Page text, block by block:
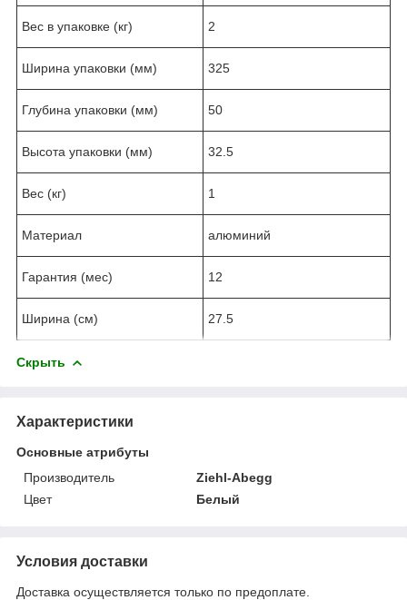
Вес в упаковке (кг) 2
Ширина упаковки (мм) 325
Глубина упаковки (мм) 50
Высота упаковки (мм) 32.5
Вес (кг) 1
Материал алюминий
Гарантия (мес) 12
Ширина (см) 27.5
Скрыть
Характеристики
Основные атрибуты
Производитель
Ziehl-Abegg
Цвет
Белый
Условия доставки
Доставка осуществляется только по предоплате.